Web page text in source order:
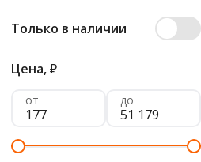
Только в наличии
Цена,₽
от до